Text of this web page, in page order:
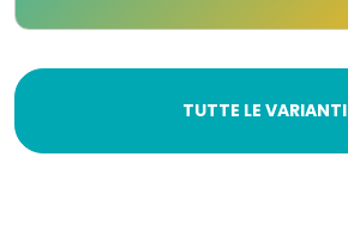
TUTTE LE VARIANTI